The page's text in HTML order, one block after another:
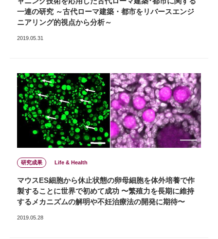
一連の研究 ～古代ローマ建築・都市をリバースエンジ
ニアリング的視点から分析～
2019.05.31
研究成果 Life & Health
マウスES細胞から休止状態の卵母細胞を体外培養で作
製することに世界で初めて成功 〜繁殖力を長期に維持
するメカニズムの解明や不妊治療法の開発に期待〜
2019.05.28